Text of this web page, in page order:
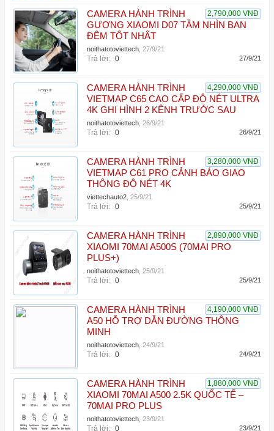
2,790,000 VNĐ
CAMERA HÀNH TRÌNH
GƯƠNG XIAOMI D07 TẦM NHÌN BAN
ĐÊM TỐT NHẤT
noithatotoviettech 27/9/21
Trả lời: 0 27/9/21
4,290,000 VNĐ
CAMERA HÀNH TRÌNH
VIETMAP C65 CAO CẤP ĐỘ NÉT ULTRA
4K GHI HÌNH 2 KÊNH TRƯỚC SAU
noithatotoviettech 26/9/21
Trả lời: 0 26/9/21
3,280,000 VNĐ
CAMERA HÀNH TRÌNH
VIETMAP C61 PRO CẢNH BÁO GIAO
THÔNG ĐỘ NÉT 4K
viettechauto2 25/9/21
Trả lời: 0 25/9/21
2,890,000 VNĐ
CAMERA HÀNH TRÌNH
XIAOMI 70MAI A500S (70MAI PRO
PLUS+)
noithatotoviettech 25/9/21
Trả lời: 0 25/9/21
4,190,000 VNĐ
CAMERA HÀNH TRÌNH
A50 HỖ TRỢ DẪN ĐƯỜNG THÔNG
MINH
noithatotoviettech 24/9/21
Trả lời: 0 24/9/21
1,880,000 VNĐ
CAMERA HÀNH TRÌNH
XIAOMI 70MAI A500 2.5K QUỐC TẾ –
70MAI PRO PLUS
noithatotoviettech 23/9/21
Trả lời: 0 23/9/21